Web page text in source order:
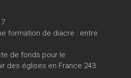
formation de diacre : entre
de fonds pour le
des églises en France 243